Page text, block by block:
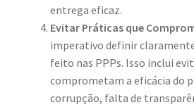
entrega eficaz.
Evitar Práticas que
imperativo definir
feito nas PPPs. Isso inclui
comprometam a eficácia do
corrupção, falta de